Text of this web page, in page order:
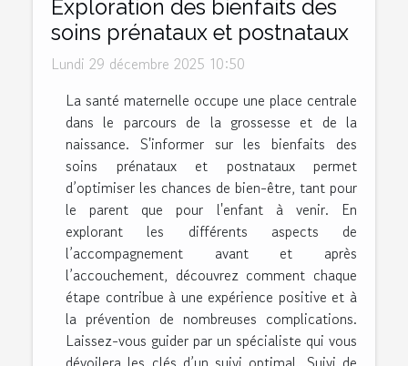
Exploration des bienfaits des
soins prénataux et postnataux
Lundi 29 décembre 2025 10:50
La santé maternelle occupe une place centrale
dans le parcours de la grossesse et de la
naissance. S'informer sur les bienfaits des
soins prénataux et postnataux permet
d’optimiser les chances de bien-être, tant pour
le parent que pour l'enfant à venir. En
explorant les différents aspects de
l’accompagnement avant et après
l’accouchement, découvrez comment chaque
étape contribue à une expérience positive et à
la prévention de nombreuses complications.
Laissez-vous guider par un spécialiste qui vous